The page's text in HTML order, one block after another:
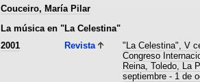
Couceiro, María Pilar
La música en "La Celestina"
2001 Revista
"La Celestina", V
Congreso
Reina, Toledo, La
septiembre - 1 de